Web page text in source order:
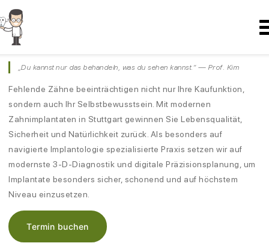
ZAHNIMPLANTATE · STUTTGART
Zahnimplantate
„Du kannst nur das behandeln, was du sehen kannst.“ — Prof. Kim
Fehlende Zähne beeinträchtigen nicht nur Ihre Kaufunktion,
sondern auch Ihr Selbstbewusstsein. Mit modernen
Zahnimplantaten in Stuttgart gewinnen Sie Lebensqualität,
Sicherheit und Natürlichkeit zurück. Als besonders auf
navigierte Implantologie spezialisierte Praxis setzen wir auf
modernste 3-D-Diagnostik und digitale Präzisionsplanung, um
Implantate besonders sicher, schonend und auf höchstem
Niveau einzusetzen.
Termin buchen